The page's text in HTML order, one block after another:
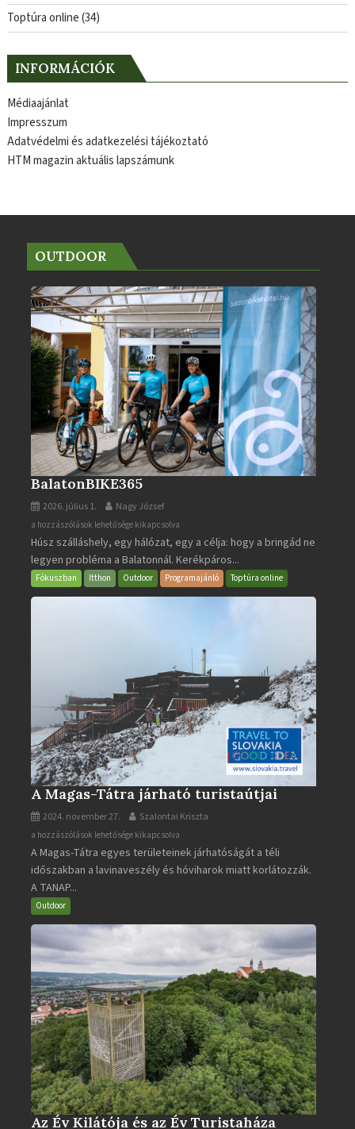
Toptúra online(34)
INFORMÁCIÓK
Médiaajánlat
Impresszum
Adatvédelmi és adatkezelési tájékoztató
HTM magazin aktuális lapszámunk
OUTDOOR
BalatonBIKE365
2026. július 1. Nagy József
BalatonBIKE365
bejegyzéshez
a hozzászólások lehetősége kikapcsolva
Húsz szálláshely, egy hálózat, egy a célja: hogy a bringád ne
legyen probléma a Balatonnál. Kerékpáros...
Fókuszban Itthon Outdoor Programajánló Toptúra online
A Magas-Tátra járható turistaútjai
2024. november 27. Szalontai Kriszta
A
Magas-
Tátra
járható
turistaútjai
bejegyzéshez
a hozzászólások lehetősége kikapcsolva
A Magas-Tátra egyes területeinek járhatóságát a téli
időszakban a lavinaveszély és hóviharok miatt korlátozzák.
A TANAP...
Outdoor
Az Év Kilátója és az Év Turistaháza